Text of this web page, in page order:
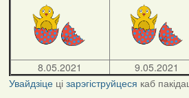
8.05.2021 9.05.2021
Увайдзіцеці зарэгіструйцеся каб